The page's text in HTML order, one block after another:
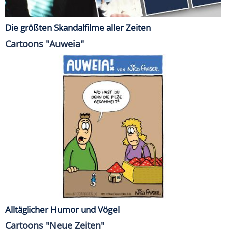
Die größten Skandalfilme aller Zeiten
Cartoons "Auweia"
Alltäglicher Humor und Vögel
Cartoons "Neue Zeiten"